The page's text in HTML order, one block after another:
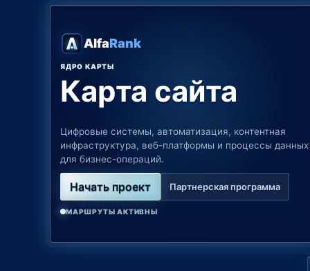
AlfaRank
ЯДРО КАРТЫ
Карта сайта
Цифровые системы, автоматизация, контентная
инфраструктура, веб-платформы и процессы данных
для бизнес-операций.
Начать проект Партнерская программа
МАРШРУТЫ АКТИВНЫ